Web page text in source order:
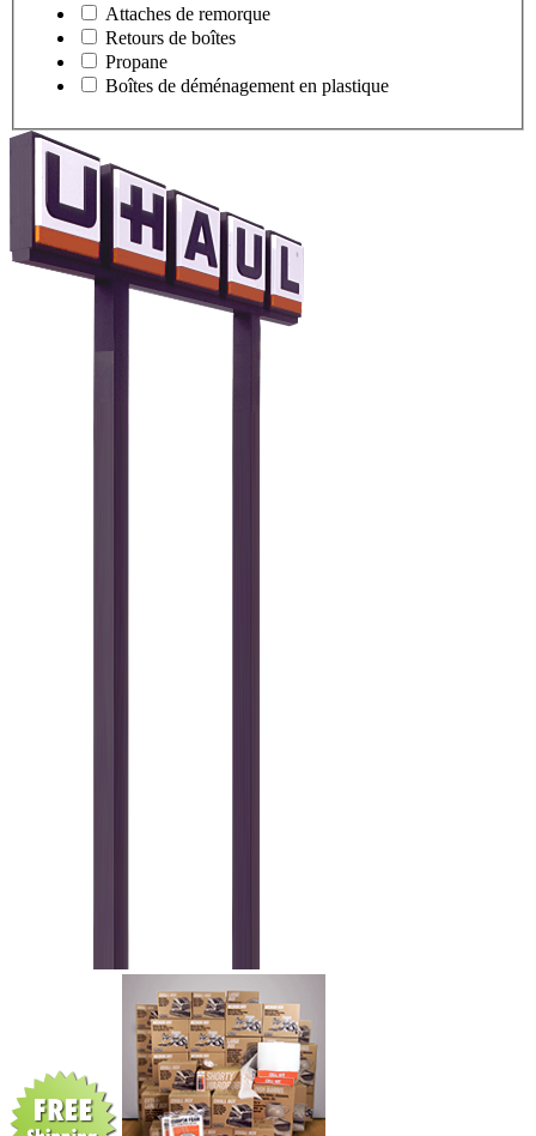
Attaches de remorque
Retours de boîtes
Propane
Boîtes de déménagement en plastique